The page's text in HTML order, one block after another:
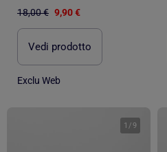
18,00 € 9,90 €
Vedi prodotto
Exclu Web
1 /9